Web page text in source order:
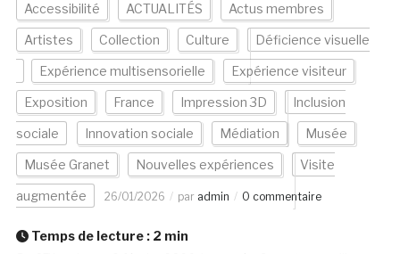
Accessibilité ACTUALITÉS Actus membres
Artistes Collection Culture Déficience visuelle
Expérience multisensorielle Expérience visiteur
Exposition France Impression 3D Inclusion
sociale Innovation sociale Médiation Musée
Musée Granet Nouvelles expériences Visite
augmentée 26/01/2026 par admin 0 commentaire
Temps de lecture : 2 min